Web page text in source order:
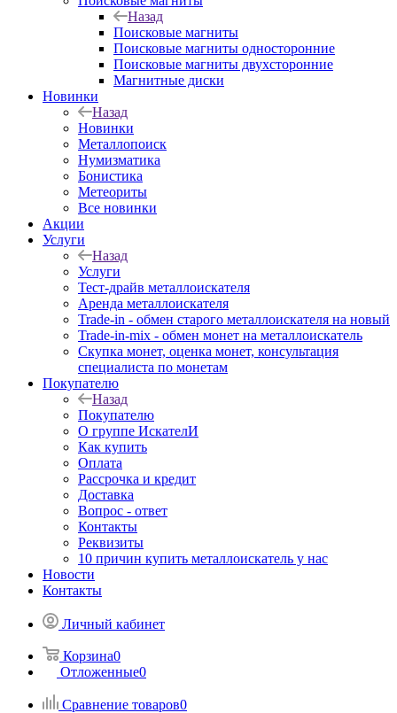
Назад
Поисковые магниты
Поисковые магниты односторонние
Поисковые магниты двухсторонние
Магнитные диски
Новинки
Назад
Новинки
Металлопоиск
Нумизматика
Бонистика
Метеориты
Все новинки
Акции
Услуги
Назад
Услуги
Тест-драйв металлоискателя
Аренда металлоискателя
Trade-in - обмен старого металлоискателя на новый
Trade-in-mix - обмен монет на металлоискатель
Скупка монет, оценка монет, консультация
специалиста по монетам
Покупателю
Назад
Покупателю
О группе ИскателИ
Как купить
Оплата
Рассрочка и кредит
Доставка
Вопрос - ответ
Контакты
Реквизиты
10 причин купить металлоискатель у нас
Новости
Контакты
Личный кабинет
Корзина0
Отложенные0
Сравнение товаров0